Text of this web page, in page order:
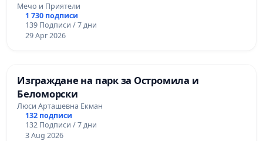
Мечо и Приятели
1 730 подписи
139 Подписи / 7 дни
29 Apr 2026
Изграждане на парк за Остромила и
Беломорски
Люси Арташевна Екман
132 подписи
132 Подписи / 7 дни
3 Aug 2026